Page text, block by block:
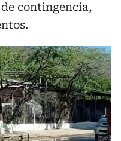
contingencia,